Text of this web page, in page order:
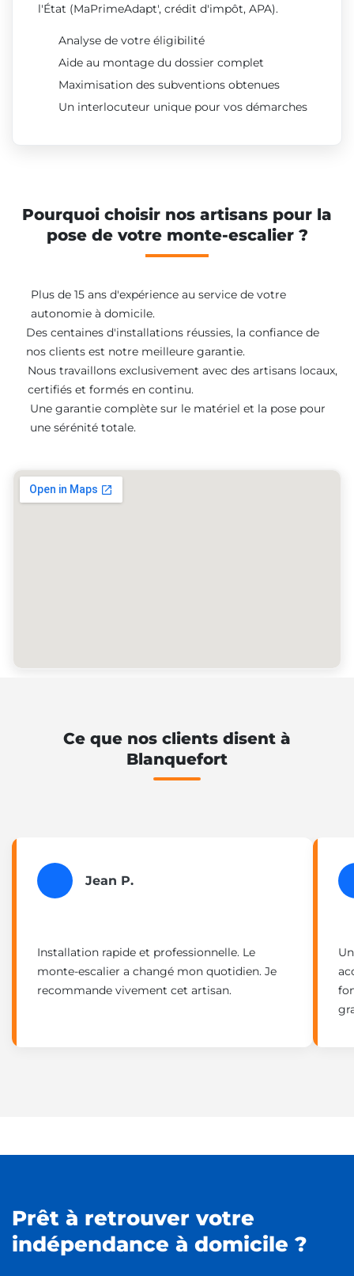
l'État (MaPrimeAdapt', crédit d'impôt, APA).
Analyse de votre éligibilité
Aide au montage du dossier complet
Maximisation des subventions obtenues
Un interlocuteur unique pour vos démarches
Pourquoi choisir nos artisans pour la
pose de votre monte-escalier ?
Plus de 15 ans d'expérience au service de votre
autonomie à domicile.
Des centaines d'installations réussies, la confiance de
nos clients est notre meilleure garantie.
Nous travaillons exclusivement avec des artisans locaux,
certifiés et formés en continu.
Une garantie complète sur le matériel et la pose pour
une sérénité totale.
Ce que nos clients disent à
Blanquefort
Jean P.
Installation rapide et professionnelle. Le
monte-escalier a changé mon quotidien. Je
recommande vivement cet artisan.
Prêt à retrouver votre
indépendance à domicile ?